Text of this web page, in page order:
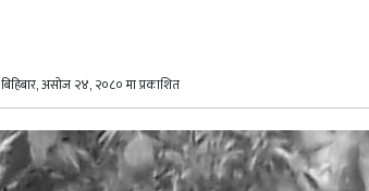
बिहिबार, असोज २४, २०८० मा प्रकाशित